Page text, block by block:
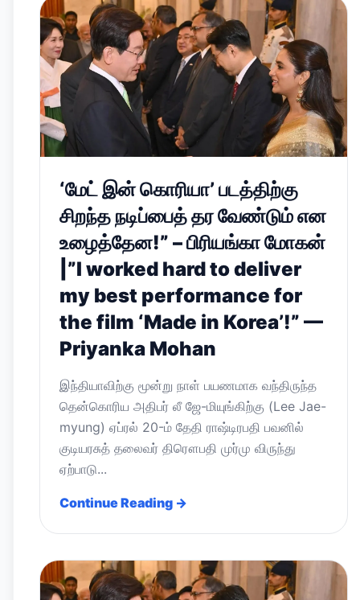
‘மேட் இன் கொரியா’ படத்திற்கு
சிறந்த நடிப்பைத் தர வேண்டும் என
உழைத்தேன!” – பிரியங்கா மோகன்
|”I worked hard to deliver
my best performance for
the film ‘Made in Korea’!” —
Priyanka Mohan
இந்தியாவிற்கு மூன்று நாள் பயணமாக வந்திருந்த
தென்கொரிய அதிபர் லீ ஜே-மியுங்கிற்கு (Lee Jae-
myung) ஏப்ரல் 20-ம் தேதி ராஷ்டிரபதி பவனில்
குடியரசுத் தலைவர் திரௌபதி முர்மு விருந்து
ஏற்பாடு...
Continue Reading →